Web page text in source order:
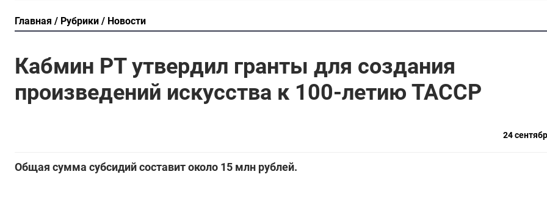
Главная Рубрики Новости
Кабмин РТ утвердил гранты для создания
произведений искусства к 100-летию ТАССР
24
Общая сумма субсидий составит около 15 млн рублей.